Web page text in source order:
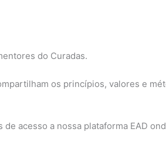
do Curadas.
os princípios, valores e
acesso a nossa plataforma EAD